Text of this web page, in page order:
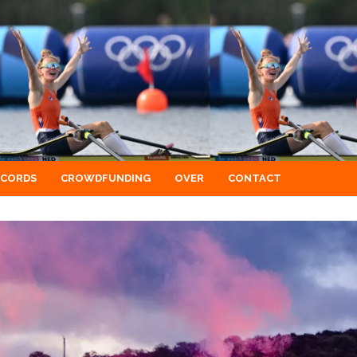
CROWDFUNDING OVER CONTACT